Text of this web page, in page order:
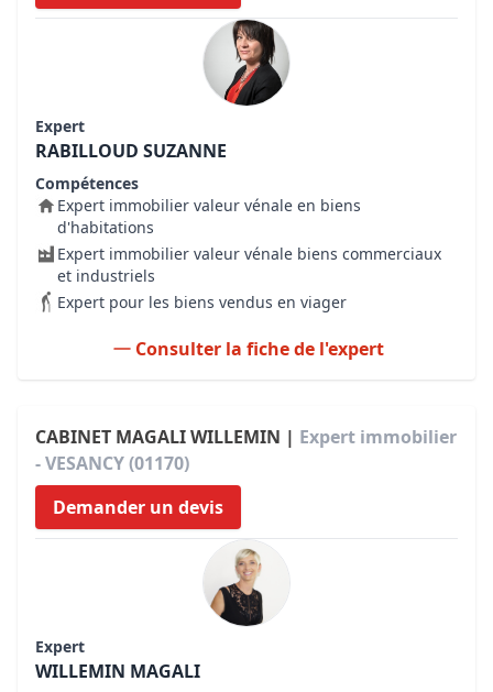
Expert
RABILLOUD SUZANNE
Compétences
Expert immobilier valeur vénale en biens
d'habitations
Expert immobilier valeur vénale biens commerciaux
et industriels
Expert pour les biens vendus en viager
Consulter la fiche de l'expert
CABINET MAGALI WILLEMIN | Expert immobilier
- VESANCY (01170)
Demander un devis
Expert
WILLEMIN MAGALI